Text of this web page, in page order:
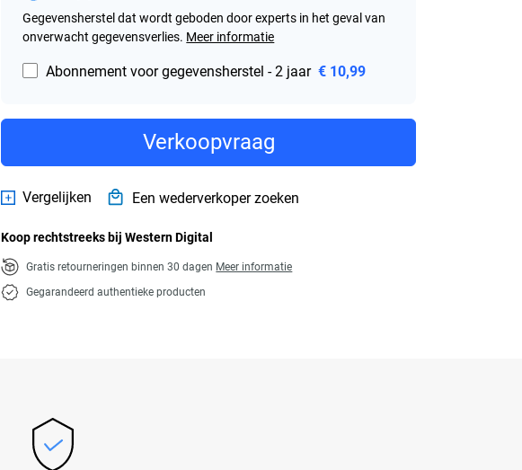
Gegevensherstel dat wordt geboden door experts in het geval van
onverwacht gegevensverlies. Meer informatie
Abonnement voor gegevensherstel - 2 jaar € 10,99
Verkoopvraag
Vergelijken Een wederverkoper zoeken
Koop rechtstreeks bij Western Digital
Gratis retourneringen binnen 30 dagen Meer informatie
Gegarandeerd authentieke producten